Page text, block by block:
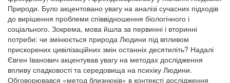
Природи. Було акцентовано увагу на аналізі сучасних підходів
до вирішення проблеми співвідношення біологічного і
соціального. Зокрема, мова йшла за первинні і вторинні
потреби: чи змінюється природа Людини під впливом
прискорених цивілізаційних змін останніх десятиліть? Надалі
Євген Іванович акцентував увагу на методах дослідження
впливу спадковості та середовища на психіку Людини.
Обговорювався «метод близнюків» в контексті дослідження